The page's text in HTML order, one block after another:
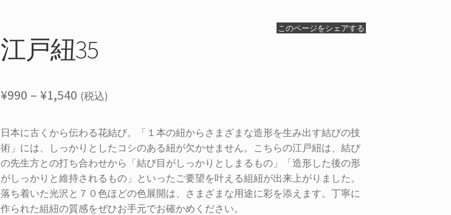
このページをシェアする
江戸紐35
¥990 – ¥1,540価
帯:
¥990
–
¥1,540
(税込)
日本に古くから伝わる花結び。「１本の紐からさまざまな造形を生み出す結びの技
術」には、しっかりとしたコシのある紐が欠かせません。こちらの江戸紐は、結び
の先生方との打ち合わせから「結び目がしっかりとしまるもの」「造形した後の形
がしっかりと維持されるもの」といったご要望を叶える組紐が出来上がりました。
落ち着いた光沢と７０色ほどの色展開は、さまざまな用途に彩を添えます。丁寧に
作られた組紐の質感をぜひお手元でお確かめください。